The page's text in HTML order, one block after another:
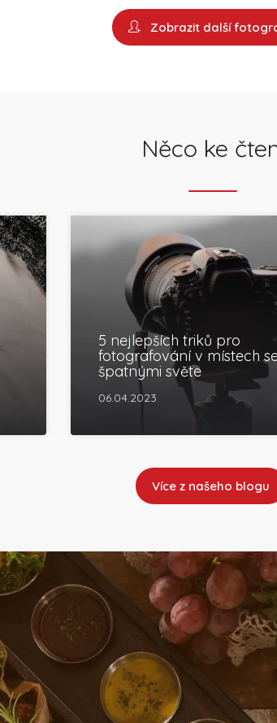
Zobrazit další
Něco ke
5 nejlepších triků pro
fotografování v místech
špatnými světe
06.04.2023
Více z našeho blogu